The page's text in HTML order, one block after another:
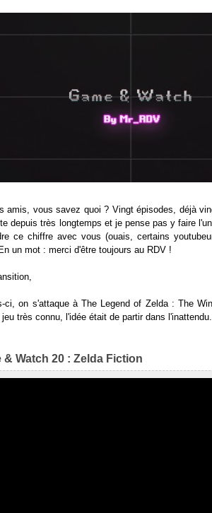
amis, vous savez quoi ? Vingt épisodes, déjà
depuis très longtemps et je pense pas y faire
ce chiffre avec vous (ouais, certains
un mot : merci d'être toujours au RDV !
ci, on s'attaque à The Legend of Zelda : The
très connu, l'idée était de partir dans
& Watch 20 : Zelda Fiction